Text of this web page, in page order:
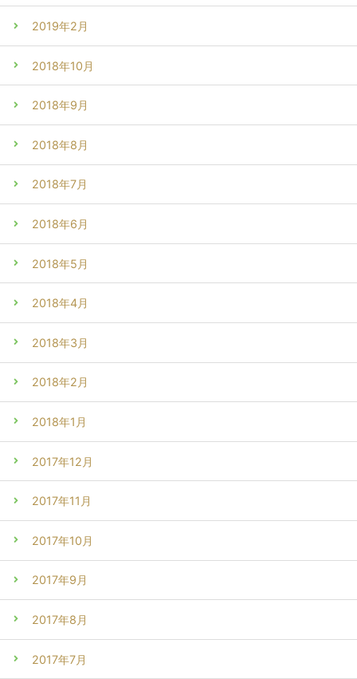
2019年2月
2018年10月
2018年9月
2018年8月
2018年7月
2018年6月
2018年5月
2018年4月
2018年3月
2018年2月
2018年1月
2017年12月
2017年11月
2017年10月
2017年9月
2017年8月
2017年7月